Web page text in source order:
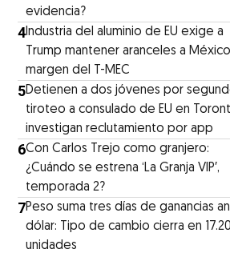
evidencia?
4Industria del aluminio de EU exige a
Trump mantener aranceles a México
margen del T-MEC
5Detienen a dos jóvenes por
tiroteo a consulado de EU en
investigan reclutamiento por app
6Con Carlos Trejo como granjero:
¿Cuándo se estrena ‘La Granja VIP′,
temporada 2?
7Peso suma tres días de ganancias
dólar: Tipo de cambio cierra en 17.20
unidades